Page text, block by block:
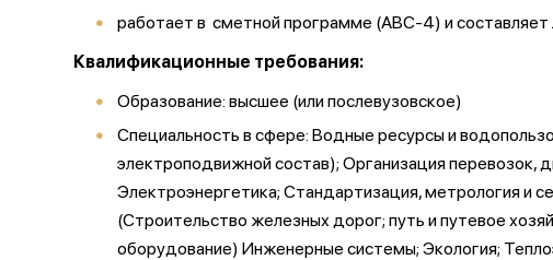
работает в сметной программе (АВС-4) и
Квалификационные требования:
Образование: высшее (или послевузовское)
Специальность в сфере: Водные ресурсы и
электроподвижной состав); Организация перевозок,
Электроэнергетика; Стандартизация, метрология и
(Строительство железных дорог; путь и путевое
оборудование) Инженерные системы; Экология;